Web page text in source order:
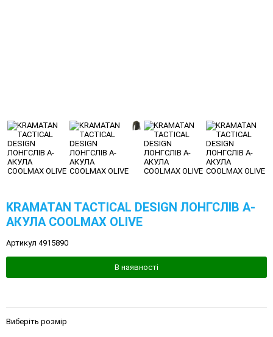
KRAMATAN TACTICAL DESIGN ЛОНГСЛІВ А-
АКУЛА COOLMAX OLIVE
Артикул 4915890
В наявності
Виберіть розмір